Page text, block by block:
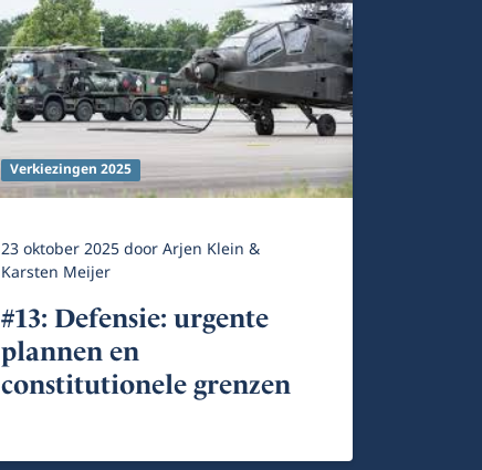
Verkiezingen 2025
23 oktober 2025doorArjen Klein &
Karsten Meijer
#13: Defensie: urgente
plannen en
constitutionele grenzen